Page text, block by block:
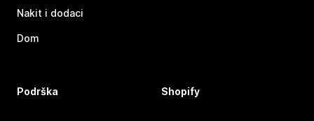
Nakit i dodaci
Dom
Podrška Shopify